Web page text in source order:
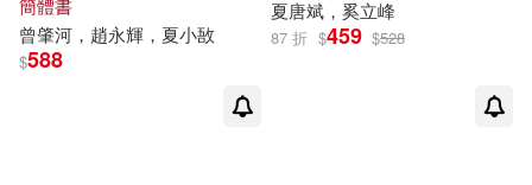
簡體書
曾肇河，趙永輝， 夏小敔
$588
夏唐斌，奚立峰
87 折 $459 $528